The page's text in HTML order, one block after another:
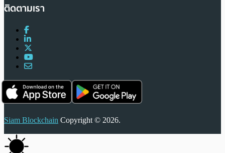
ติดตามเรา
Siam Blockchain Copyright © 2026.